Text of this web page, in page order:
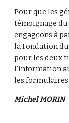
Pour que les
témoignage du
engageons à
la Fondation
pour les deux
l’information
les formulaires
Michel MORIN